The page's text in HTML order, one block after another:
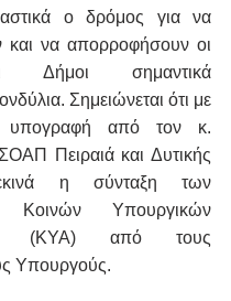
ο δρόμος για να
και να απορροφήσουν οι
Δήμοι σημαντικά
Σημειώνεται ότι με
υπογραφή από τον κ.
Πειραιά και Δυτικής
η σύνταξη των
Κοινών Υπουργικών
(ΚΥΑ) από τους
Υπουργούς.